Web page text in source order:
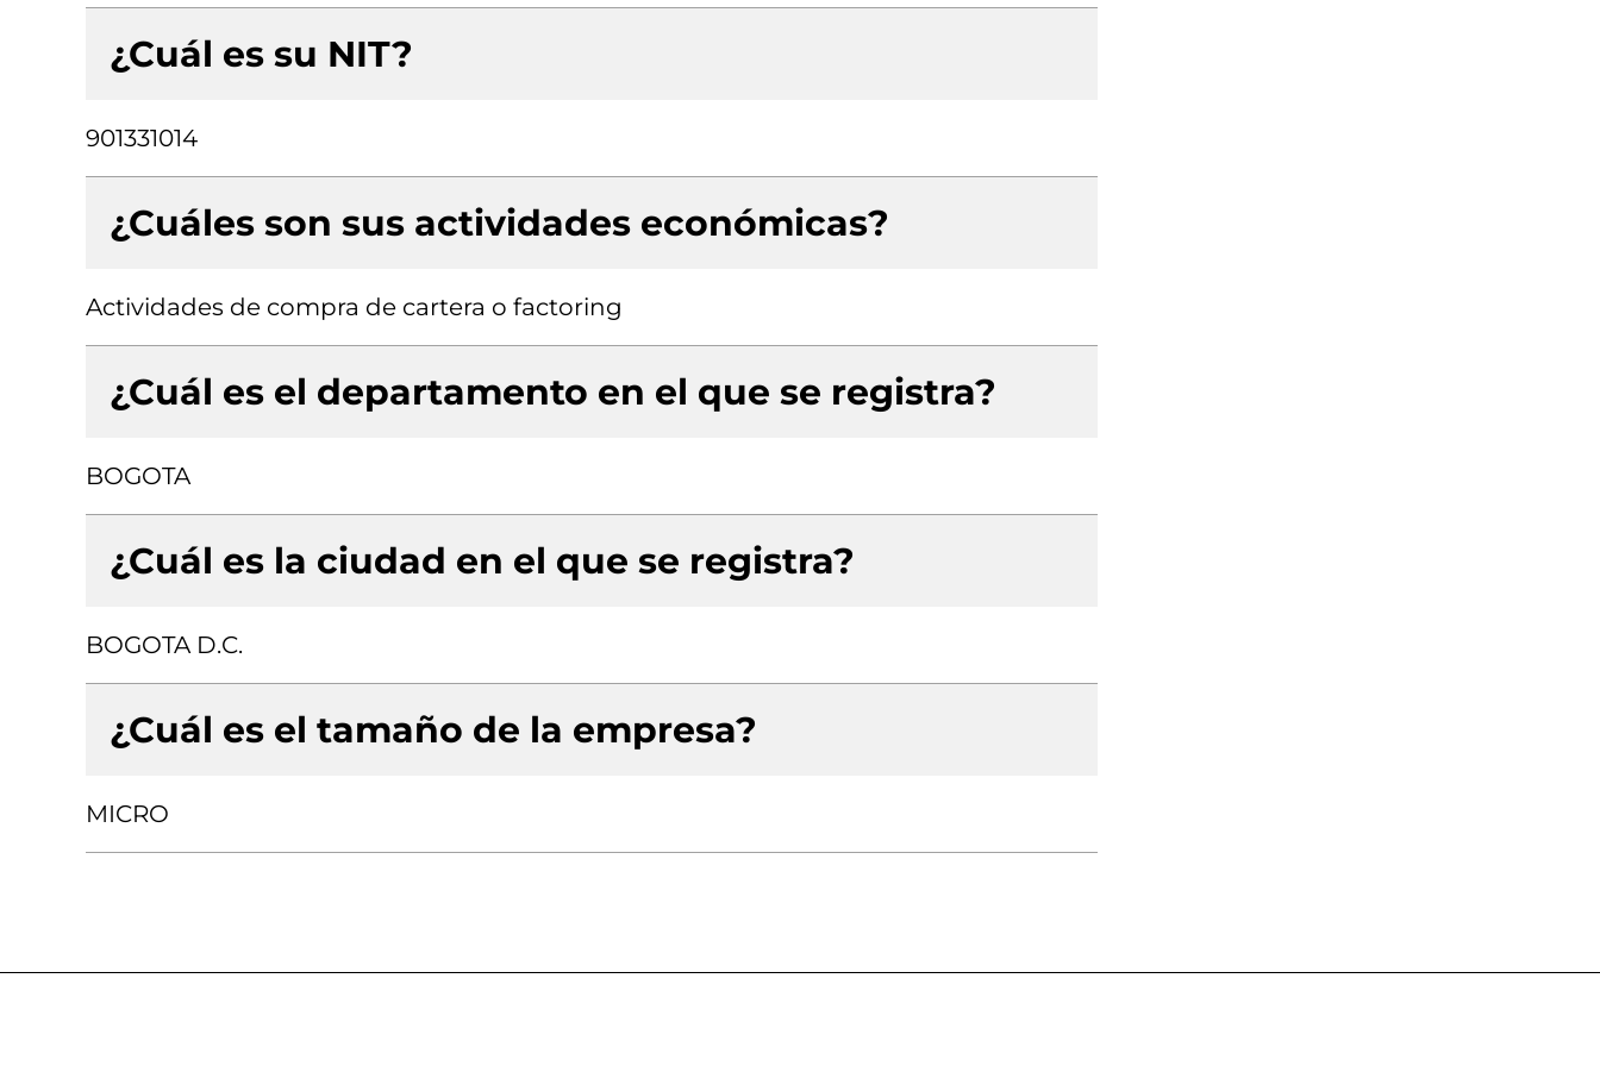
¿Cuál es su NIT?
901331014
¿Cuáles son sus actividades económicas?
Actividades de compra de cartera o factoring
¿Cuál es el departamento en el que se registra?
BOGOTA
¿Cuál es la ciudad en el que se registra?
BOGOTA D.C.
¿Cuál es el tamaño de la empresa?
MICRO